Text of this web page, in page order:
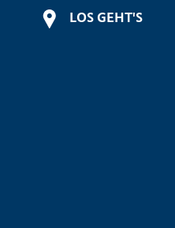
LOS GEHT'S